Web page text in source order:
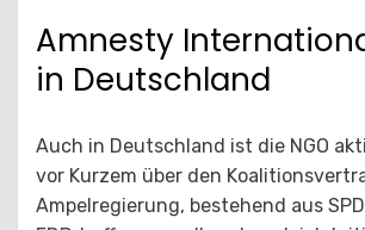
Amnesty
in Deutschland
Auch in Deutschland ist die NGO
vor Kurzem über den
Ampelregierung, bestehend aus